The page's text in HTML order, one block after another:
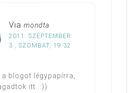
Via mondta
2011. SZEPTEMBER
3., SZOMBAT, 19:32
a blogot légypapírra,
itt. :))